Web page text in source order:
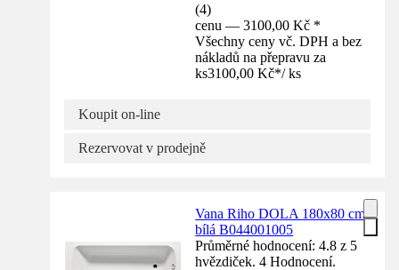
(4)
cenu — 3100,00 Kč *
Všechny ceny vč. DPH a bez
nákladů na přepravu za
ks3100,00 Kč*/ ks
Koupit on-line
Rezervovat v prodejně
Vana Riho DOLA 180x80 cm
bílá B044001005
Průměrné hodnocení: 4.8 z 5
hvězdiček. 4 Hodnocení.